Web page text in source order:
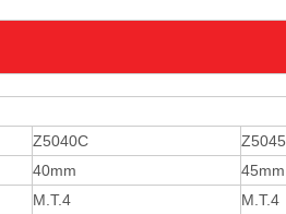
Z5040C
40mm
45mm
M.T.4
M.T.4